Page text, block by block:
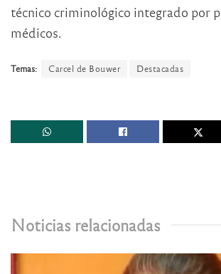
técnico criminológico integrado por
médicos.
Temas: Carcel de Bouwer Destacadas
Noticias relacionadas